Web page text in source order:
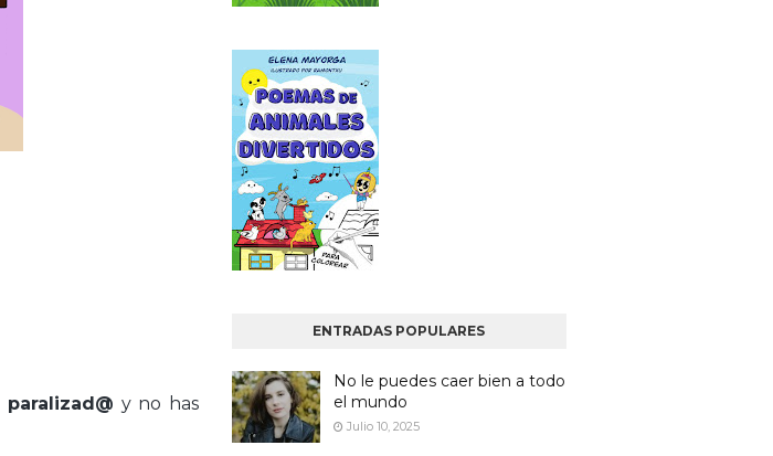
paralizad@ y no has
ENTRADAS POPULARES
No le puedes caer bien a todo
el mundo
Julio 10, 2025